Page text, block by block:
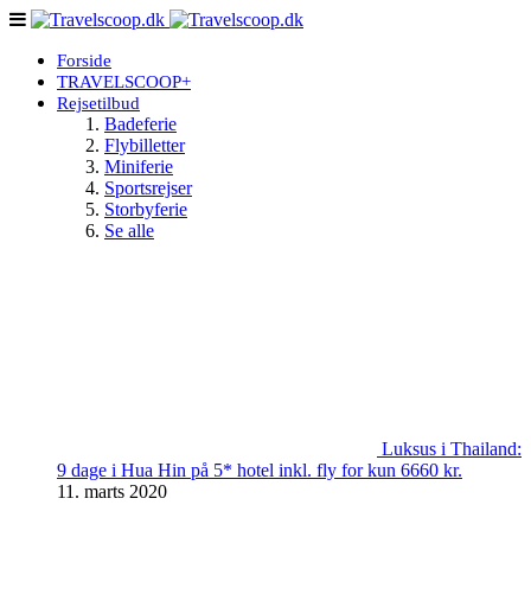
Forside
TRAVELSCOOP+
Rejsetilbud
Badeferie
Flybilletter
Miniferie
Sportsrejser
Storbyferie
Se alle
Luksus i Thailand:
9 dage i Hua Hin på 5* hotel inkl. fly for kun 6660 kr.
11. marts 2020